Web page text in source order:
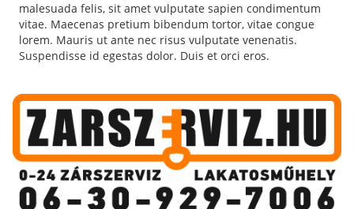
malesuada felis, sit amet vulputate sapien condimentum
vitae. Maecenas pretium bibendum tortor, vitae congue
lorem. Mauris ut ante nec risus vulputate venenatis.
Suspendisse id egestas dolor. Duis et orci eros.